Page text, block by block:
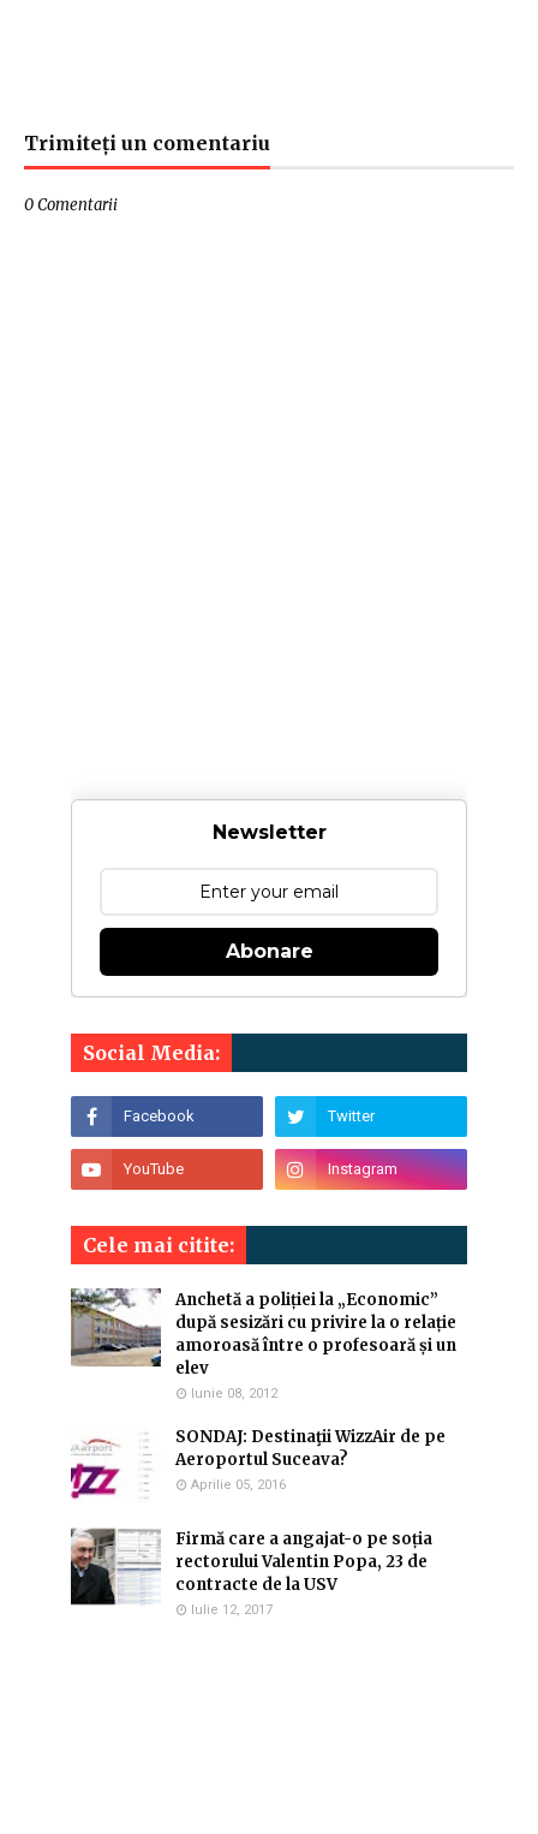
Trimiteți un comentariu
0 Comentarii
Newsletter
Abonare
Social Media:
Cele mai citite:
Anchetă a poliției la „Economic”
după sesizări cu privire la o relație
amoroasă între o profesoară și un
elev
Iunie 08, 2012
SONDAJ: Destinaţii WizzAir de pe
Aeroportul Suceava?
Aprilie 05, 2016
Firmă care a angajat-o pe soția
rectorului Valentin Popa, 23 de
contracte de la USV
Iulie 12, 2017